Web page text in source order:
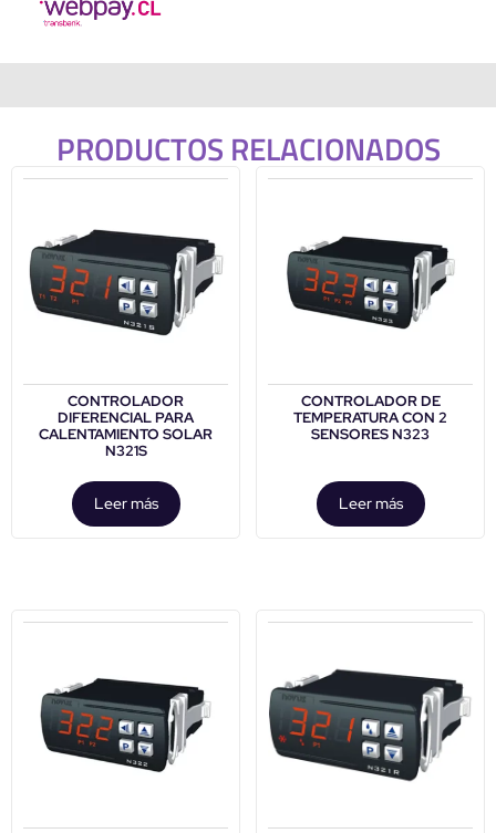
PRODUCTOS RELACIONADOS
CONTROLADOR
DIFERENCIAL PARA
CALENTAMIENTO SOLAR
N321S
Leer más
CONTROLADOR DE
TEMPERATURA CON 2
SENSORES N323
Leer más